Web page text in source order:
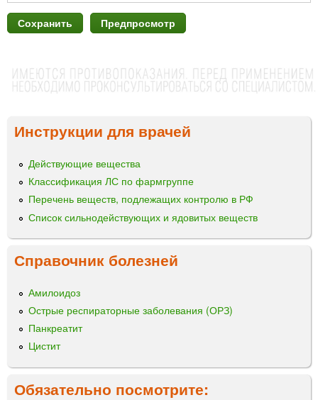
Инструкции для врачей
Действующие вещества
Классификация ЛС по фармгруппе
Перечень веществ, подлежащих контролю в РФ
Список сильнодействующих и ядовитых веществ
Справочник болезней
Амилоидоз
Острые респираторные заболевания (ОРЗ)
Панкреатит
Цистит
Обязательно посмотрите: